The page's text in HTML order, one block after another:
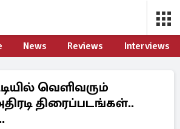
News Reviews Interviews
வெளிவரும்
திரைப்படங்கள்..